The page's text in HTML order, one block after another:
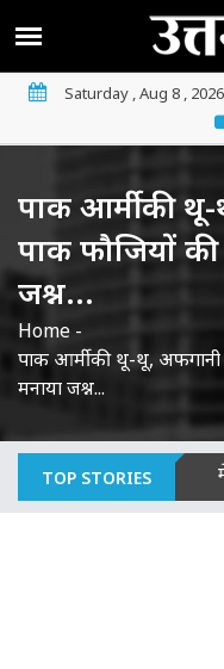
Saturday , Aug 8 , 2026
पाक आर्मी की
पाक फौजियों
जश्न...
Home -
पाक आर्मी की थू-थू,
मनाया जश्न...
TOP STORIES
माना दोषी|बिहार में 20